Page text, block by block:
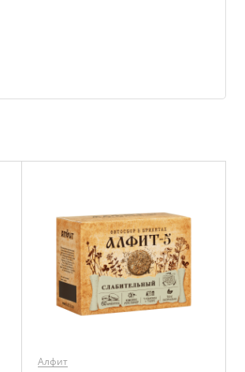
Алфит